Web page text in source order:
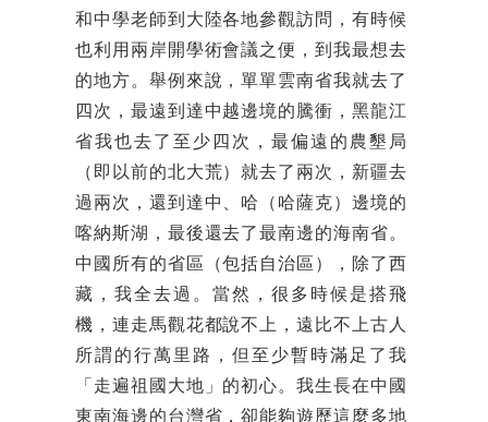
和中學老師到大陸各地參觀訪問，有時候
也利用兩岸開學術會議之便，到我最想去
的地方。舉例來說，單單雲南省我就去了
四次，最遠到達中越邊境的騰衝，黑龍江
省我也去了至少四次，最偏遠的農墾局
（即以前的北大荒）就去了兩次，新疆去
過兩次，還到達中、哈（哈薩克）邊境的
喀納斯湖，最後還去了最南邊的海南省。
中國所有的省區（包括自治區），除了西
藏，我全去過。當然，很多時候是搭飛
機，連走馬觀花都說不上，遠比不上古人
所謂的行萬里路，但至少暫時滿足了我
「走遍祖國大地」的初心。我生長在中國
東南海邊的台灣省，卻能夠遊歷這麼多地